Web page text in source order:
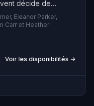
décide de
gouvernante
père de famille,
départ distant avec
au fil du temps,
enseignant le chant,
Eleanor Parker,
Carr et Heather
Voir les disponibilités →